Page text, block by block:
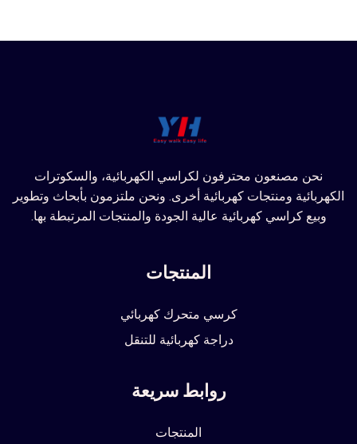
نحن مصنعون محترفون لكراسي الكهربائية، والسكوترات
الكهربائية ومنتجات كهربائية أخرى. ونحن ملتزمون بأبحاث وتطوير
وبيع كراسي كهربائية عالية الجودة والمنتجات المرتبطة بها.
المنتجات
كرسي متحرك كهربائي
دراجة كهربائية للتنقل
روابط سريعة
المنتجات